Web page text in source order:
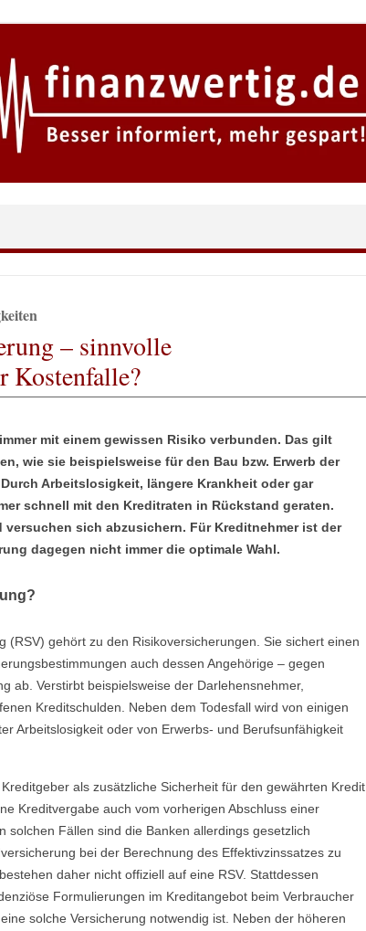
– sinnvolle
Kostenfalle?
mit einem gewissen Risiko verbunden. Das gilt
wie sie beispielsweise für den Bau bzw. Erwerb der
Arbeitslosigkeit, längere Krankheit oder gar
schnell mit den Kreditraten in Rückstand geraten.
sich abzusichern. Für Kreditnehmer ist der
dagegen nicht immer die optimale Wahl.
(RSV) gehört zu den Risikoversicherungen. Sie sichert einen
auch dessen Angehörige – gegen
ab. Verstirbt beispielsweise der Darlehensnehmer,
Kreditschulden. Neben dem Todesfall wird von einigen
Arbeitslosigkeit oder von Erwerbs- und Berufsunfähigkeit
als zusätzliche Sicherheit für den gewährten Kredit
Kreditvergabe auch vom vorherigen Abschluss einer
solchen Fällen sind die Banken allerdings gesetzlich
bei der Berechnung des Effektivzinssatzes zu
daher nicht offiziell auf eine RSV. Stattdessen
Formulierungen im Kreditangebot beim Verbraucher
solche Versicherung notwendig ist. Neben der höheren